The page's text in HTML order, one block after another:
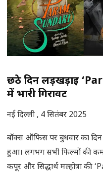
छठे दिन लड़खड़ाई
में भारी गिरावट
नई दिल्ली , 4 सितंबर 2025
बॉक्स ऑफिस पर बुधवार का
हुआ। लगभग सभी फिल्मों की
कपूर और सिद्धार्थ मल्होत्रा